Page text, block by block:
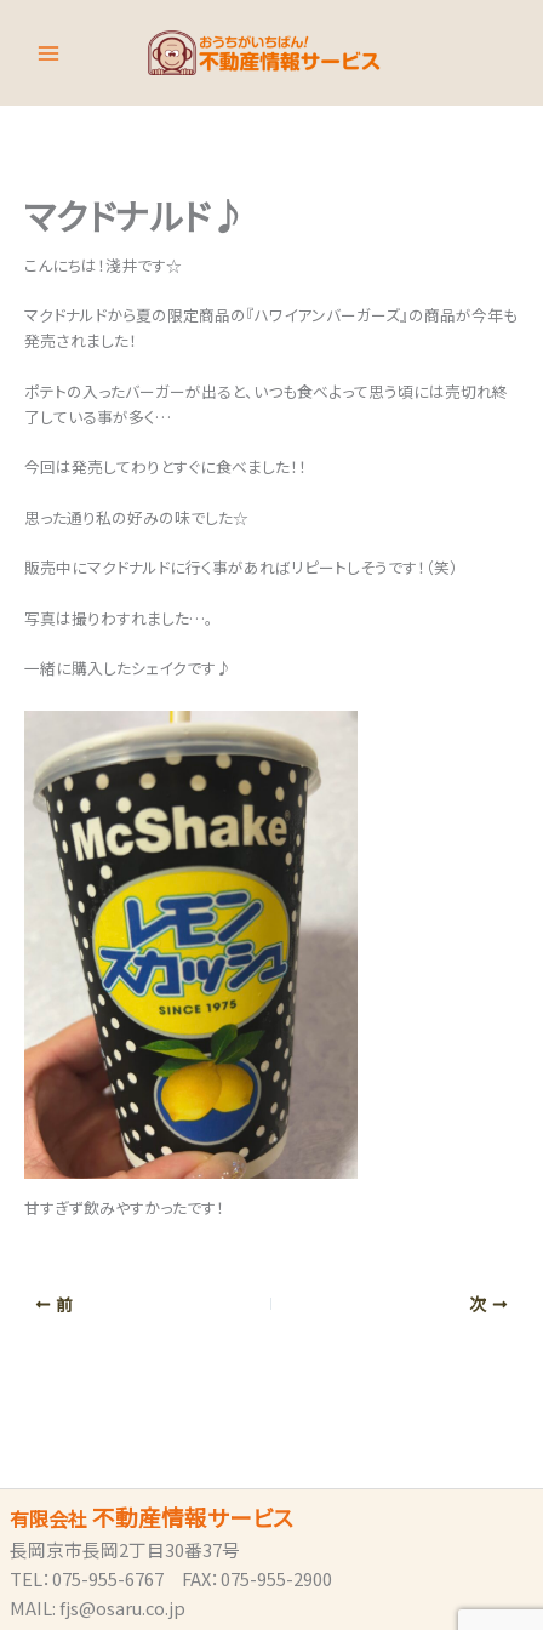
キ
マクドナルド♪
こんにちは！淺井です☆
マクドナルドから夏の限定商品の『ハワイアンバーガーズ』の商品が今年も
発売されました！
ポテトの入ったバーガーが出ると、いつも食べよって思う頃には売切れ終
了している事が多く…
今回は発売してわりとすぐに食べました！！
思った通り私の好みの味でした☆
販売中にマクドナルドに行く事があればリピートしそうです！（笑）
写真は撮りわすれました…。
一緒に購入したシェイクです♪
甘すぎず飲みやすかったです！
前 次
有限会社不動産情報サービス
長岡京市長岡2丁目30番37号
TEL：075-955-6767 FAX：075-955-2900
MAIL: fjs@osaru.co.jp